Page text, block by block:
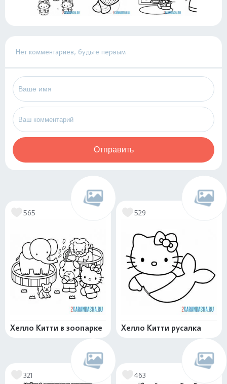
Нет комментариев, будьте первым
Отправить
565
Хелло Китти в зоопарке
529
Хелло Китти русалка
321 463